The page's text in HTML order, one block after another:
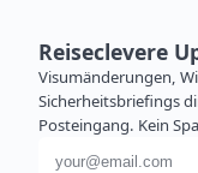
Reiseclevere
Visumänderungen,
Sicherheitsbriefings
Posteingang. Kein
E-Mail-Adresse